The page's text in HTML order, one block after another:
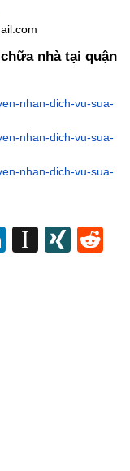
nhà tại quận
nhan-dich-vu-sua-
nhan-dich-vu-sua-
nhan-dich-vu-sua-
LinkedIn